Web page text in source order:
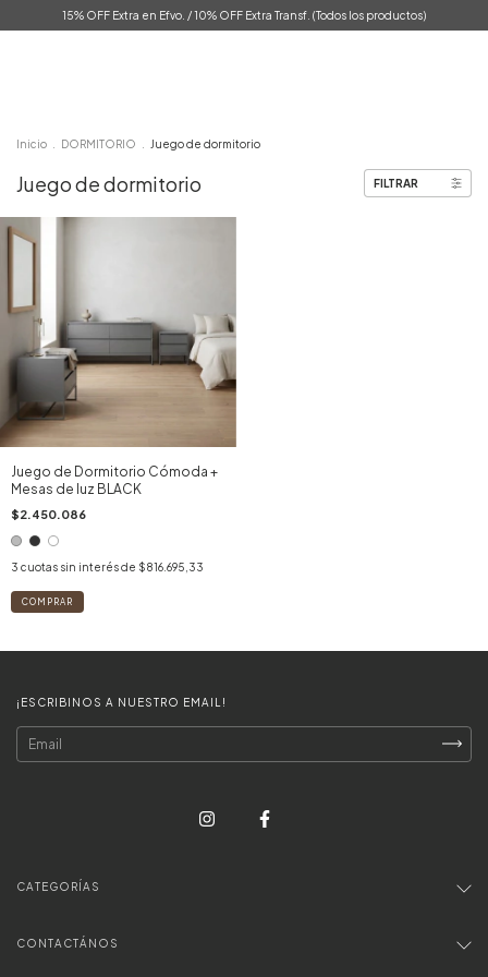
15% OFF Extra en Efvo. / 10% OFF Extra Transf. (Todos los productos)
Inicio DORMITORIO Juego de dormitorio
Juego de dormitorio FILTRAR
Juego de Dormitorio Cómoda +
Mesas de luz BLACK
$2.450.086
3 cuotas sin interés de $816.695,33
COMPRAR
¡ESCRIBINOS A NUESTRO EMAIL!
CATEGORÍAS
CONTACTÁNOS